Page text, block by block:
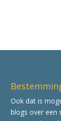
Ook dat is
blogs over een